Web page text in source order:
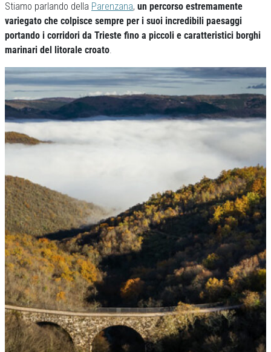
Stiamo parlando della Parenzana, un percorso estremamente
variegato che colpisce sempre per i suoi incredibili paesaggi
portando i corridori da Trieste fino a piccoli e caratteristici borghi
marinari del litorale croato.